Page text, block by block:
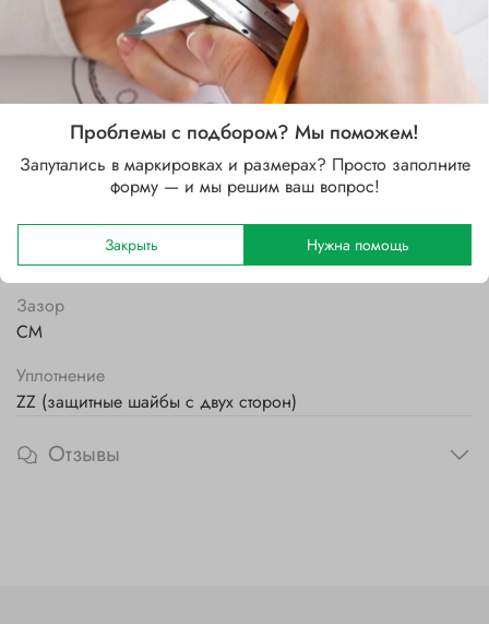
Внутренний диаметр d, мм
40
Наружный диаметр D, мм
Ширина B, мм
Стальной
Зазор
CM
Уплотнение
ZZ (защитные шайбы с двух сторон)
Отзывы
Проблемы с подбором? Мы поможем!
Запутались в маркировках и размерах? Просто заполните
форму — и мы решим ваш вопрос!
Закрыть Нужна помощь